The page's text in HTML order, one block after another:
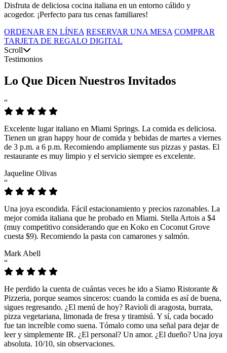
Disfruta de deliciosa cocina italiana en un entorno cálido y
acogedor. ¡Perfecto para tus cenas familiares!
ORDENAR EN LÍNEA RESERVAR UNA MESA COMPRAR
TARJETA DE REGALO DIGITAL
Scroll
Testimonios
Lo Que Dicen Nuestros Invitados
“
Excelente lugar italiano en Miami Springs. La comida es deliciosa.
Tienen un gran happy hour de comida y bebidas de martes a viernes
de 3 p.m. a 6 p.m. Recomiendo ampliamente sus pizzas y pastas. El
restaurante es muy limpio y el servicio siempre es excelente.
Jaqueline Olivas
“
Una joya escondida. Fácil estacionamiento y precios razonables. La
mejor comida italiana que he probado en Miami. Stella Artois a $4
(muy competitivo considerando que en Koko en Coconut Grove
cuesta $9). Recomiendo la pasta con camarones y salmón.
Mark Abell
“
He perdido la cuenta de cuántas veces he ido a Siamo Ristorante &
Pizzeria, porque seamos sinceros: cuando la comida es así de buena,
sigues regresando. ¿El menú de hoy? Ravioli di aragosta, burrata,
pizza vegetariana, limonada de fresa y tiramisú. Y sí, cada bocado
fue tan increíble como suena. Tómalo como una señal para dejar de
leer y simplemente IR. ¿El personal? Un amor. ¿El dueño? Una joya
absoluta. 10/10, sin observaciones.